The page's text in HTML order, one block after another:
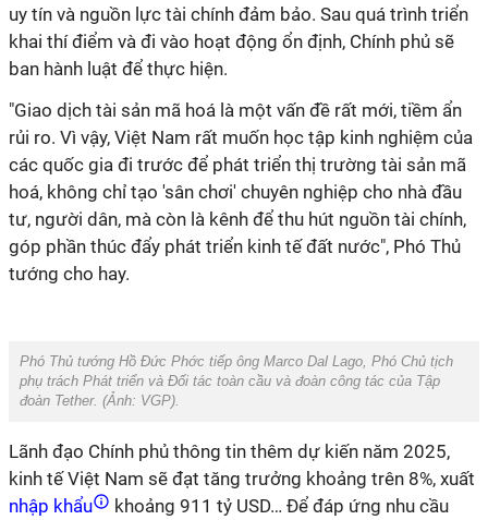
uy tín và nguồn lực tài chính đảm bảo. Sau quá trình triển
khai thí điểm và đi vào hoạt động ổn định, Chính phủ sẽ
ban hành luật để thực hiện.
"Giao dịch tài sản mã hoá là một vấn đề rất mới, tiềm ẩn
rủi ro. Vì vậy, Việt Nam rất muốn học tập kinh nghiệm của
các quốc gia đi trước để phát triển thị trường tài sản mã
hoá, không chỉ tạo 'sân chơi' chuyên nghiệp cho nhà đầu
tư, người dân, mà còn là kênh để thu hút nguồn tài chính,
góp phần thúc đẩy phát triển kinh tế đất nước", Phó Thủ
tướng cho hay.
Phó Thủ tướng Hồ Đức Phớc tiếp ông Marco Dal Lago, Phó Chủ tịch
phụ trách Phát triển và Đối tác toàn cầu và đoàn công tác của Tập
đoàn Tether. (Ảnh: VGP).
Lãnh đạo Chính phủ thông tin thêm dự kiến năm 2025,
kinh tế Việt Nam sẽ đạt tăng trưởng khoảng trên 8%, xuất
nhập khẩu
khoảng 911 tỷ USD… Để đáp ứng nhu cầu